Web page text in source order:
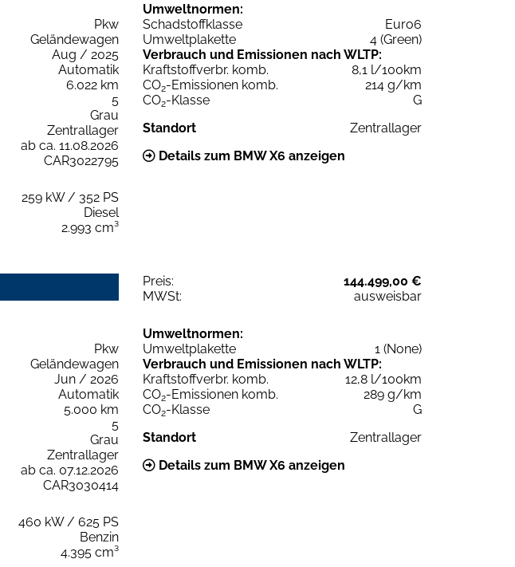
Pkw
Geländewagen
Aug / 2025
Automatik
6.022 km
5
Grau
Zentrallager
ab ca. 11.08.2026
CAR3022795
259 kW / 352 PS
Diesel
2.993 cm³
Umweltnormen:
Schadstoffklasse
Euro6
Umweltplakette
4 (Green)
Verbrauch und Emissionen nach WLTP:
Kraftstoffverbr. komb.
8,1 l/100km
CO2-Emissionen komb.
214 g/km
CO2-Klasse
G
Standort
Zentrallager
Details zum BMW X6 anzeigen
Preis:
144.499,00 €
MWSt:
ausweisbar
Pkw
Geländewagen
Jun / 2026
Automatik
5.000 km
5
Grau
Zentrallager
ab ca. 07.12.2026
CAR3030414
460 kW / 625 PS
Benzin
4.395 cm³
Umweltnormen:
Umweltplakette
1 (None)
Verbrauch und Emissionen nach WLTP:
Kraftstoffverbr. komb.
12,8 l/100km
CO2-Emissionen komb.
289 g/km
CO2-Klasse
G
Standort
Zentrallager
Details zum BMW X6 anzeigen